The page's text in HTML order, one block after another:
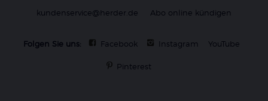
kundenservice@herder.de
Abo online kündigen
Folgen Sie uns: Facebook Instagram YouTube
Pinterest